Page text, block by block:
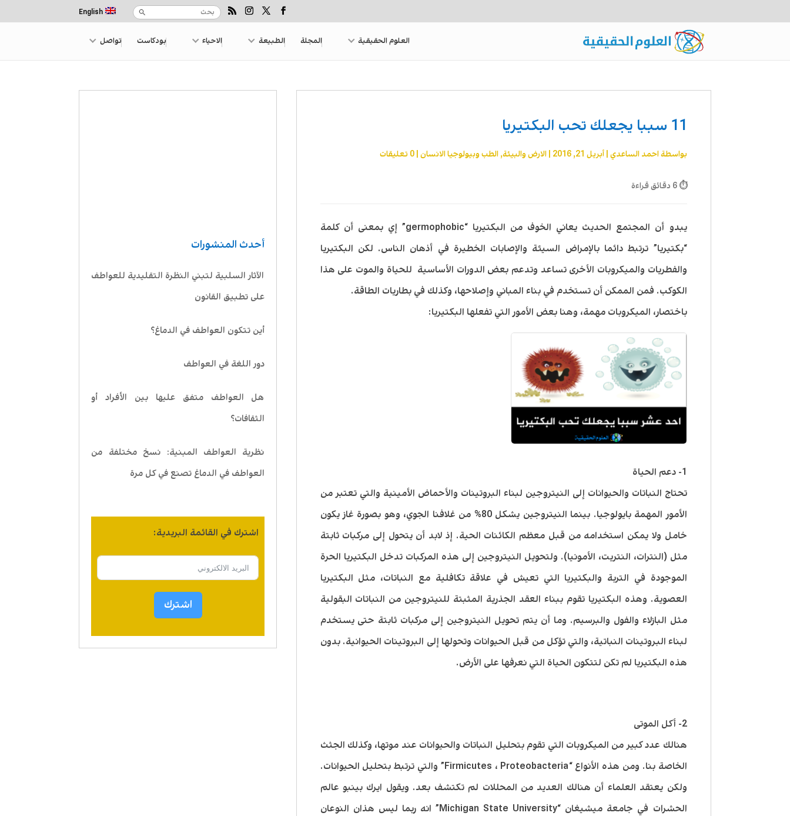
English
العلوم الحقيقية المجلة الطبيعة الاحياء بودكاست تواصل
أحدث المنشورات
الآثار السلبية لتبني النظرة التقليدية للعواطف
على تطبيق القانون
أين تتكون العواطف في الدماغ؟
دور اللغة في العواطف
هل العواطف متفق عليها بين الأفراد أو
الثقافات؟
نظرية العواطف المبنية: نسخ مختلفة من
العواطف في الدماغ تصنع في كل مرة
اشترك في القائمة البريدية:
اشترك
11 سببا يجعلك تحب البكتيريا
بواسطةاحمد الساعدي |أبريل 21, 2016 |الارض والبيئة,الطب وبيولوجيا الانسان |0 تعليقات
⏱ 6 دقائق قراءة
يبدو أن المجتمع الحديث يعاني الخوف من البكتيريا “germophobic” إي بمعنى أن كلمة
“بكتيريا” ترتبط دائما بالإمراض السيئة والإصابات الخطيرة في أذهان الناس. لكن البكتيريا
والفطريات والميكروبات الأخرى تساعد وتدعم بعض الدورات الأساسية للحياة والموت على هذا
الكوكب. فمن الممكن أن تستخدم في بناء المباني وإصلاحها، وكذلك في بطاريات الطاقة.
باختصار، الميكروبات مهمة، وهنا بعض الأمور التي تفعلها البكتيريا:
1- دعم الحياة
تحتاج النباتات والحيوانات إلى النيتروجين لبناء البروتينات والأحماض الأمينية والتي تعتبر من
الأمور المهمة بايولوجيا. بينما النيتروجين يشكل 80% من غلافنا الجوي، وهو بصورة غاز يكون
خامل ولا يمكن استخدامه من قبل معظم الكائنات الحية. إذ لابد أن يتحول إلى مركبات ثابتة
مثل (النترات، النتريت، الأمونيا). ولتحويل النيتروجين إلى هذه المركبات تدخل البكتيريا الحرة
الموجودة في التربة والبكتيريا التي تعيش في علاقة تكافلية مع النباتات، مثل البكتيريا
العصوية. وهذه البكتيريا تقوم ببناء العقد الجذرية المثبتة للنيتروجين من النباتات البقولية
مثل البازلاء والفول والبرسيم. وما أن يتم تحويل النيتروجين إلى مركبات ثابتة حتى يستخدم
لبناء البروتينات النباتية، والتي تؤكل من قبل الحيوانات وتحولها إلى البروتينات الحيوانية. بدون
هذه البكتيريا لم تكن لتتكون الحياة التي نعرفها على الأرض.
2- أكل الموتى
هنالك عدد كبير من الميكروبات التي تقوم بتحليل النباتات والحيوانات عند موتها، وكذلك الجثث
الخاصة بنا. ومن هذه الأنواع “Firmicutes ، Proteobacteria” والتي ترتبط بتحليل الحيوانات.
ولكن يعتقد العلماء أن هنالك العديد من المحللات لم تكتشف بعد. ويقول ايرك بينبو عالم
الحشرات في جامعة ميشيغان “Michigan State University” انه ربما ليس هذان النوعان